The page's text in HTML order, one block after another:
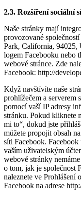
2.3. Rozšíření sociální
Naše stránky mají
provozované
Park, California, 94025,
logem Facebooku nebo
webové stránce. Zde
Facebook: http://
Když navštívíte naše
prohlížečem a serverem
pomocí vaší IP adresy
stránku. Pokud kliknete
mi to“, dokud jste
můžete propojit obsah
síti Facebook.
vaším uživatelským
webové stránky
o tom, jak je společnost
naleznete ve Prohlášení
Facebook na adrese